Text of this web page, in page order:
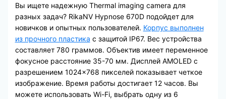
Вы ищете надежную Thermal imaging camera для
разных задач? RikaNV Hypnose 670D подойдет для
новичков и опытных пользователей. Корпус выполнен
из прочного пластика с защитой IP67. Вес устройства
составляет 780 граммов. Объектив имеет переменное
фокусное расстояние 35-70 мм. Дисплей AMOLED с
разрешением 1024×768 пикселей показывает четкое
изображение. Время работы достигает 12 часов. Вы
можете использовать Wi-Fi, выбрать одну из 6